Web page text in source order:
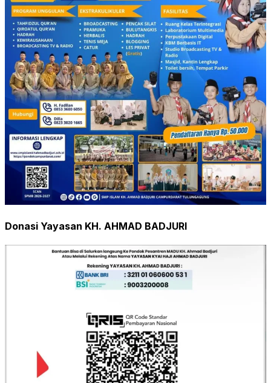
Donasi Yayasan KH. AHMAD BADJURI